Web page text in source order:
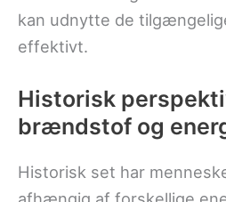
kan udnytte de
effektivt.
Historisk
brændstof og
Historisk set har